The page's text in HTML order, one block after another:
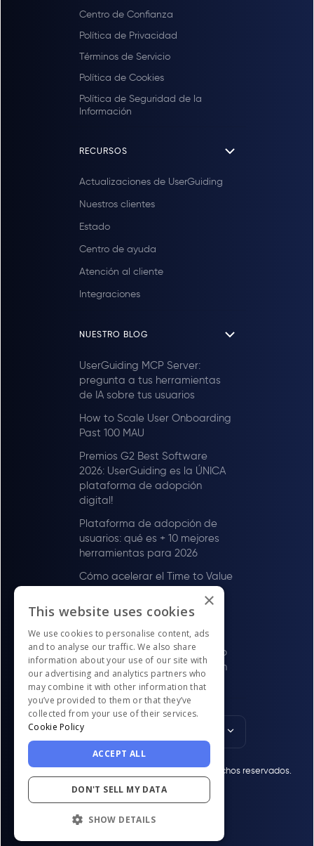
Centro de Confianza
Política de Privacidad
Términos de Servicio
Política de Cookies
Política de Seguridad de la
Información
RECURSOS
Actualizaciones de UserGuiding
Nuestros clientes
Estado
Centro de ayuda
Atención al cliente
Integraciones
NUESTRO BLOG
UserGuiding MCP Server:
pregunta a tus herramientas
de IA sobre tus usuarios
How to Scale User Onboarding
Past 100 MAU
Premios G2 Best Software
2026: UserGuiding es la ÚNICA
plataforma de adopción
digital!
Plataforma de adopción de
usuarios: qué es + 10 mejores
herramientas para 2026
Cómo acelerar el Time to Value
Cómo mejorar la satisfacción
del cliente (con UserGuiding)
Cómo impulsar el compromiso
y la retención de usuarios (con
UserGuiding)
English
© UserGuiding 2026 - Todos los derechos reservados.
×
This website uses cookies
We use cookies to personalise content, ads
and to analyse our traffic. We also share
information about your use of our site with
our advertising and analytics partners who
may combine it with other information that
you’ve provided to them or that they’ve
collected from your use of their services.
Cookie Policy
ACCEPT ALL
DON'T SELL MY DATA
SHOW DETAILS